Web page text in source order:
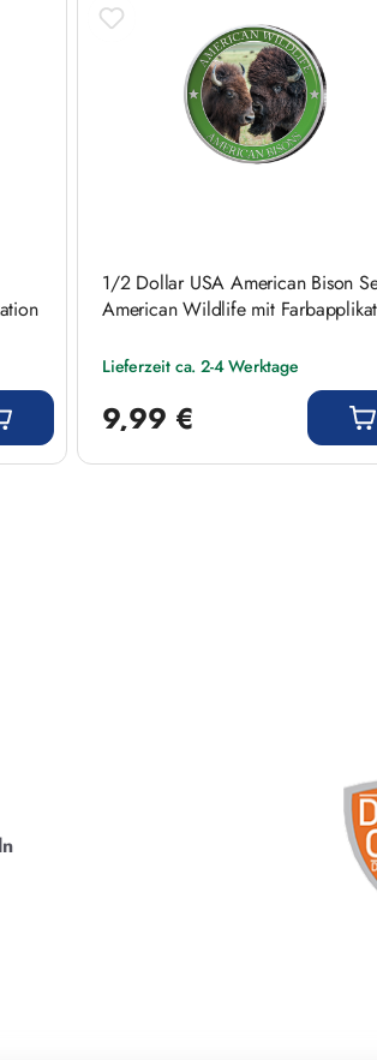
1/2 Dollar USA American Bison
American Wildlife mit
Lieferzeit ca. 2-4 Werktage
9,99 €